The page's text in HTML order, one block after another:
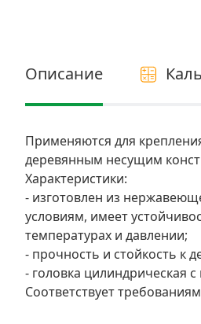
Перфорированный
Описание
Применяются для
деревянным несущим
Характеристики:
- изготовлен из
условиям, имеет
температурах и давлении;
- прочность и стойкость к
- головка цилиндрическая
Соответствует